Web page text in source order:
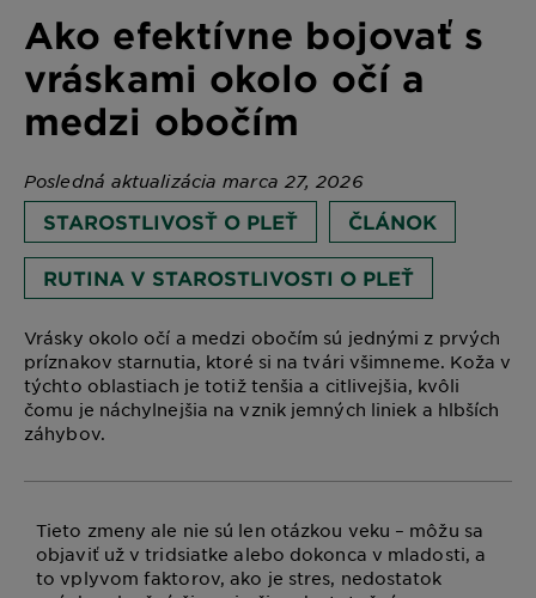
Ako efektívne bojovať s
vráskami okolo očí a
medzi obočím
Posledná aktualizácia marca 27, 2026
STAROSTLIVOSŤ O PLEŤ ČLÁNOK
RUTINA V STAROSTLIVOSTI O PLEŤ
Vrásky okolo očí a medzi obočím sú jednými z prvých
príznakov starnutia, ktoré si na tvári všimneme. Koža v
týchto oblastiach je totiž tenšia a citlivejšia, kvôli
čomu je náchylnejšia na vznik jemných liniek a hlbších
záhybov.
Tieto zmeny ale nie sú len otázkou veku – môžu sa
objaviť už v tridsiatke alebo dokonca v mladosti, a
to vplyvom faktorov, ako je stres, nedostatok